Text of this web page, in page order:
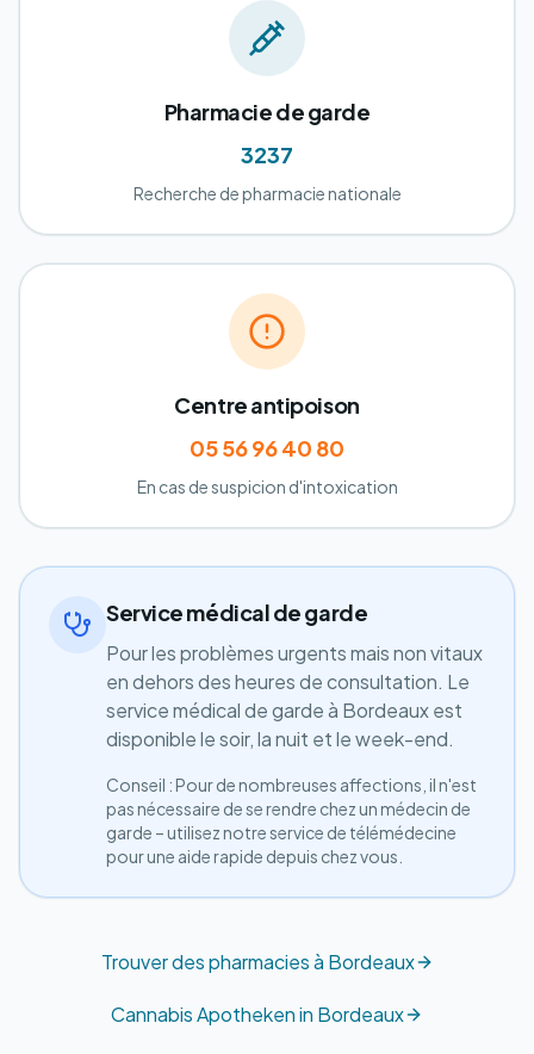
Pharmacie de garde
3237
Recherche de pharmacie nationale
Centre antipoison
05 56 96 40 80
En cas de suspicion d'intoxication
Service médical de garde
Pour les problèmes urgents mais non vitaux
en dehors des heures de consultation. Le
service médical de garde à Bordeaux est
disponible le soir, la nuit et le week-end.
Conseil : Pour de nombreuses affections, il n'est
pas nécessaire de se rendre chez un médecin de
garde – utilisez notre service de télémédecine
pour une aide rapide depuis chez vous.
Trouver des pharmacies à Bordeaux
Cannabis Apotheken in Bordeaux